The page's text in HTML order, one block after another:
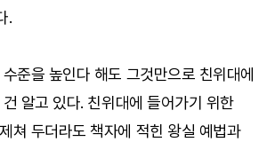
.
준을 높인다 해도 그것만으로 친위대에
알고 있다. 친위대에 들어가기 위한
쳐 두더라도 책자에 적힌 왕실 예법과